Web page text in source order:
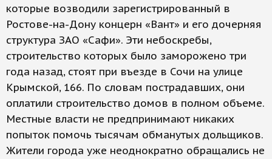
которые возводили зарегистрированный в
Ростове-на-Дону концерн «Вант» и его дочерняя
структура ЗАО «Сафи». Эти небоскребы,
строительство которых было заморожено три
года назад, стоят при въезде в Сочи на улице
Крымской, 166. По словам пострадавших, они
оплатили строительство домов в полном объеме.
Местные власти не предпринимают никаких
попыток помочь тысячам обманутых дольщиков.
Жители города уже неоднократно обращались не